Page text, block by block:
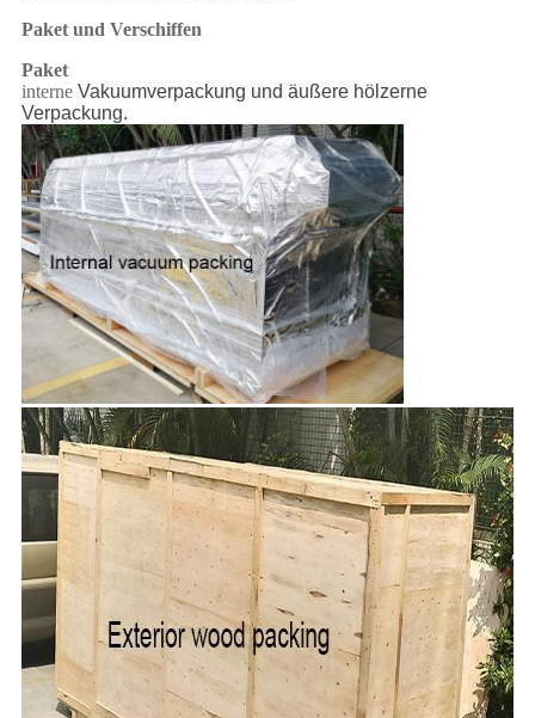
Paket und Verschiffen
Paket
interne Vakuumverpackung und äußere hölzerne
Verpackung.